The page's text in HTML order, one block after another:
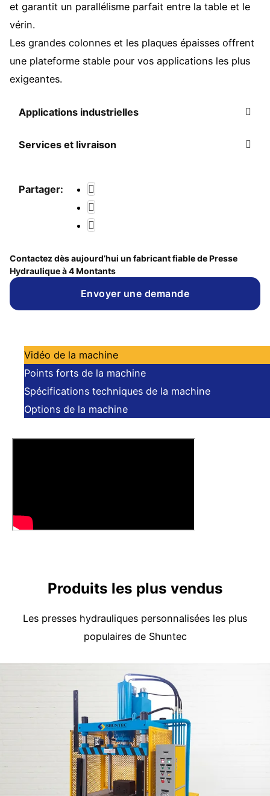
et garantit un parallélisme parfait entre la table et le
vérin.
Les grandes colonnes et les plaques épaisses offrent
une plateforme stable pour vos applications les plus
exigeantes.
Applications industrielles
Services et livraison
Partager:
Contactez dès aujourd’hui un fabricant fiable de Presse
Hydraulique à 4 Montants
Envoyer une demande
Vidéo de la machine
Points forts de la machine
Spécifications techniques de la machine
Options de la machine
Produits les plus vendus
Les presses hydrauliques personnalisées les plus
populaires de Shuntec